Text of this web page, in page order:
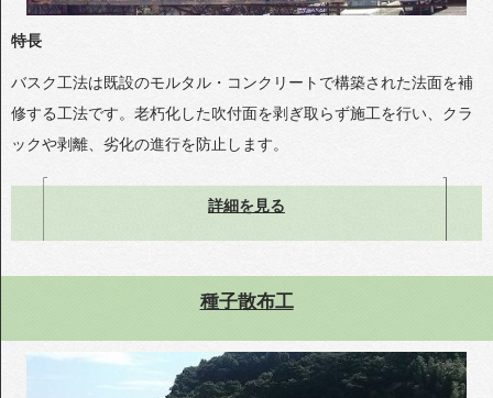
特長
バスク工法は既設のモルタル・コンクリートで構築された法面を補
修する工法です。老朽化した吹付面を剥ぎ取らず施工を行い、クラ
ックや剥離、劣化の進行を防止します。
詳細を見る
種子散布工